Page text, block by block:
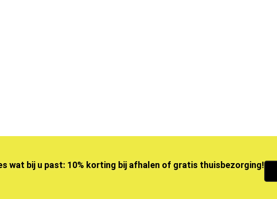
wat bij u past: 10% korting bij afhalen of gratis thuisbezorging!